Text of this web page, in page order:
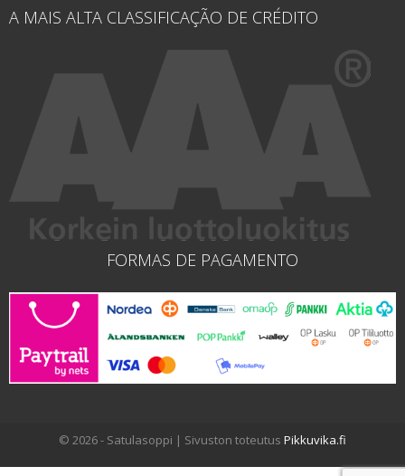
A MAIS ALTA CLASSIFICAÇÃO DE CRÉDITO
FORMAS DE PAGAMENTO
© 2026 - Satulasoppi | Sivuston toteutus Pikkuvika.fi